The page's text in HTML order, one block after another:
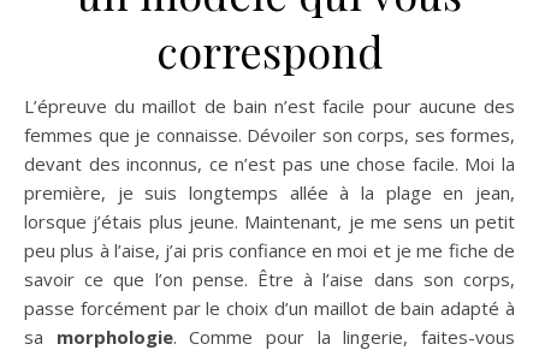
correspond
L’épreuve du maillot de bain n’est facile pour aucune des
femmes que je connaisse. Dévoiler son corps, ses formes,
devant des inconnus, ce n’est pas une chose facile. Moi la
première, je suis longtemps allée à la plage en jean,
lorsque j’étais plus jeune. Maintenant, je me sens un petit
peu plus à l’aise, j’ai pris confiance en moi et je me fiche de
savoir ce que l’on pense. Être à l’aise dans son corps,
passe forcément par le choix d’un maillot de bain adapté à
sa morphologie. Comme pour la lingerie, faites-vous